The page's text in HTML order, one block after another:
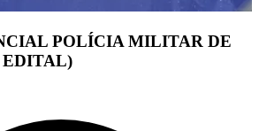
POLÍCIA MILITAR DE
EDITAL)